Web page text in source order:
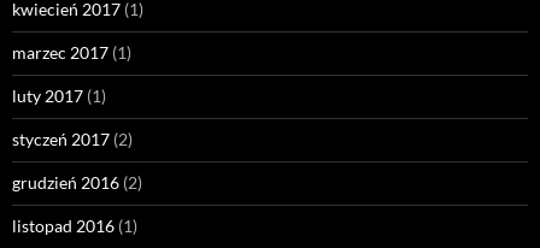
kwiecień 2017 (1)
marzec 2017 (1)
luty 2017 (1)
styczeń 2017 (2)
grudzień 2016 (2)
listopad 2016 (1)